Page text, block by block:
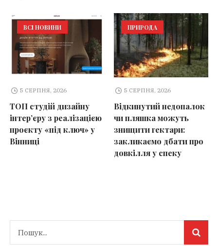
ВСІ НОВИНИ
5 СЕРПНЯ, 2026
ТОП студій дизайну
інтер’єру з реалізацією
проєкту «під ключ» у
Вінниці
ПРИРОДА
5 СЕРПНЯ, 2026
Відкинутий недопалок
чи пляшка можуть
знищити гектари:
закликаємо дбати про
довкілля у спеку